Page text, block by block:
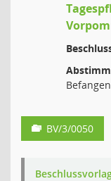
BV/3/0050